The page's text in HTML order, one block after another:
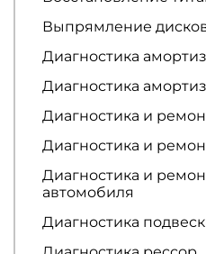
Выпрямление
Диагностика
Диагностика
Диагностика и
Диагностика и
Диагностика и
автомобиля
Диагностика